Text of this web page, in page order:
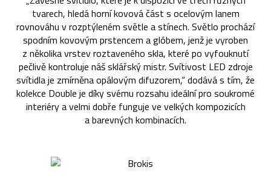
tvarech, hledá horní kovová část s ocelovým lanem
rovnováhu v rozptýleném světle a stínech. Světlo prochází
spodním kovovým prstencem a glóbem, jenž je vyroben
z několika vrstev roztaveného skla, které po vyfouknutí
pečlivě kontroluje náš sklářský mistr. Svítivost LED zdroje
svítidla je zmírněna opálovým difuzorem,“ dodává s tím, že
kolekce Double je díky svému rozsahu ideální pro soukromé
interiéry a velmi dobře funguje ve velkých kompozicích
a barevných kombinacích.